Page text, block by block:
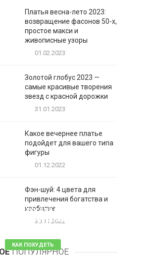
Платья весна-лето 2023:
возвращение фасонов 50-х,
простое макси и
живописные узоры
01.02.2023
Золотой глобус 2023 —
самые красивые творения
звезд с красной дорожки
31.01.2023
Какое вечернее платье
подойдет для вашего типа
фигуры
01.12.2022
Фэн-шуй: 4 цвета для
привлечения богатства и
изобилие
30.11.2022
ПОПУЛЯРНОЕ
Таблетки для похудения -
обзор эффективных и
КАК ПОХУДЕТЬ
81 комментарий